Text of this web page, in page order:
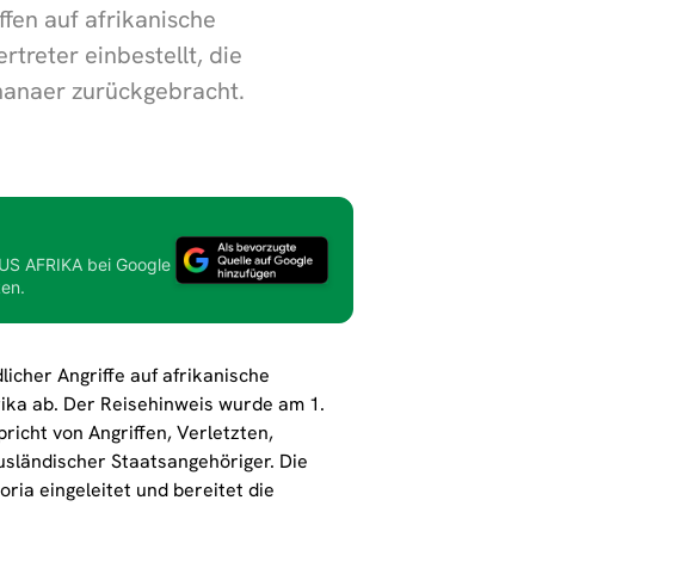
auf afrikanische
einbestellt, die
zurückgebracht.
AFRIKA bei Google
Angriffe auf afrikanische
ab. Der Reisehinweis wurde am 1.
von Angriffen, Verletzten,
Staatsangehöriger. Die
eingeleitet und bereitet die